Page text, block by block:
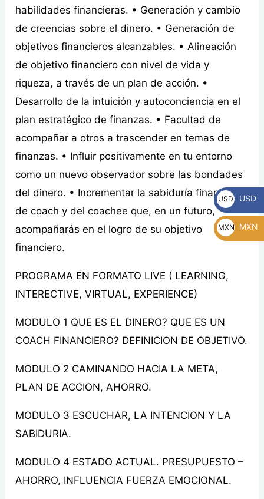
habilidades financieras. • Generación y cambio
de creencias sobre el dinero. • Generación de
objetivos financieros alcanzables. • Alineación
de objetivo financiero con nivel de vida y
riqueza, a través de un plan de acción. •
Desarrollo de la intuición y autoconciencia en el
plan estratégico de finanzas. • Facultad de
acompañar a otros a trascender en temas de
finanzas. • Influir positivamente en tu entorno
como un nuevo observador sobre las bondades
del dinero. • Incrementar la sabiduría financiera
de coach y del coachee que, en un futuro,
acompañarás en el logro de su objetivo
financiero.
PROGRAMA EN FORMATO LIVE ( LEARNING,
INTERECTIVE, VIRTUAL, EXPERIENCE)
MODULO 1 QUE ES EL DINERO? QUE ES UN
COACH FINANCIERO? DEFINICION DE OBJETIVO.
MODULO 2 CAMINANDO HACIA LA META,
PLAN DE ACCION, AHORRO.
MODULO 3 ESCUCHAR, LA INTENCION Y LA
SABIDURIA.
MODULO 4 ESTADO ACTUAL. PRESUPUESTO –
AHORRO, INFLUENCIA FUERZA EMOCIONAL.
USD USD
MXN MXN